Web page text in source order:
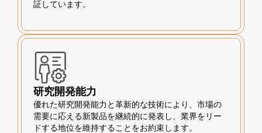
証しています。
研究開発能力
優れた研究開発能力と革新的な技術により、市場の
需要に応える新製品を継続的に発表し、業界をリー
ドする地位を維持することをお約束します。